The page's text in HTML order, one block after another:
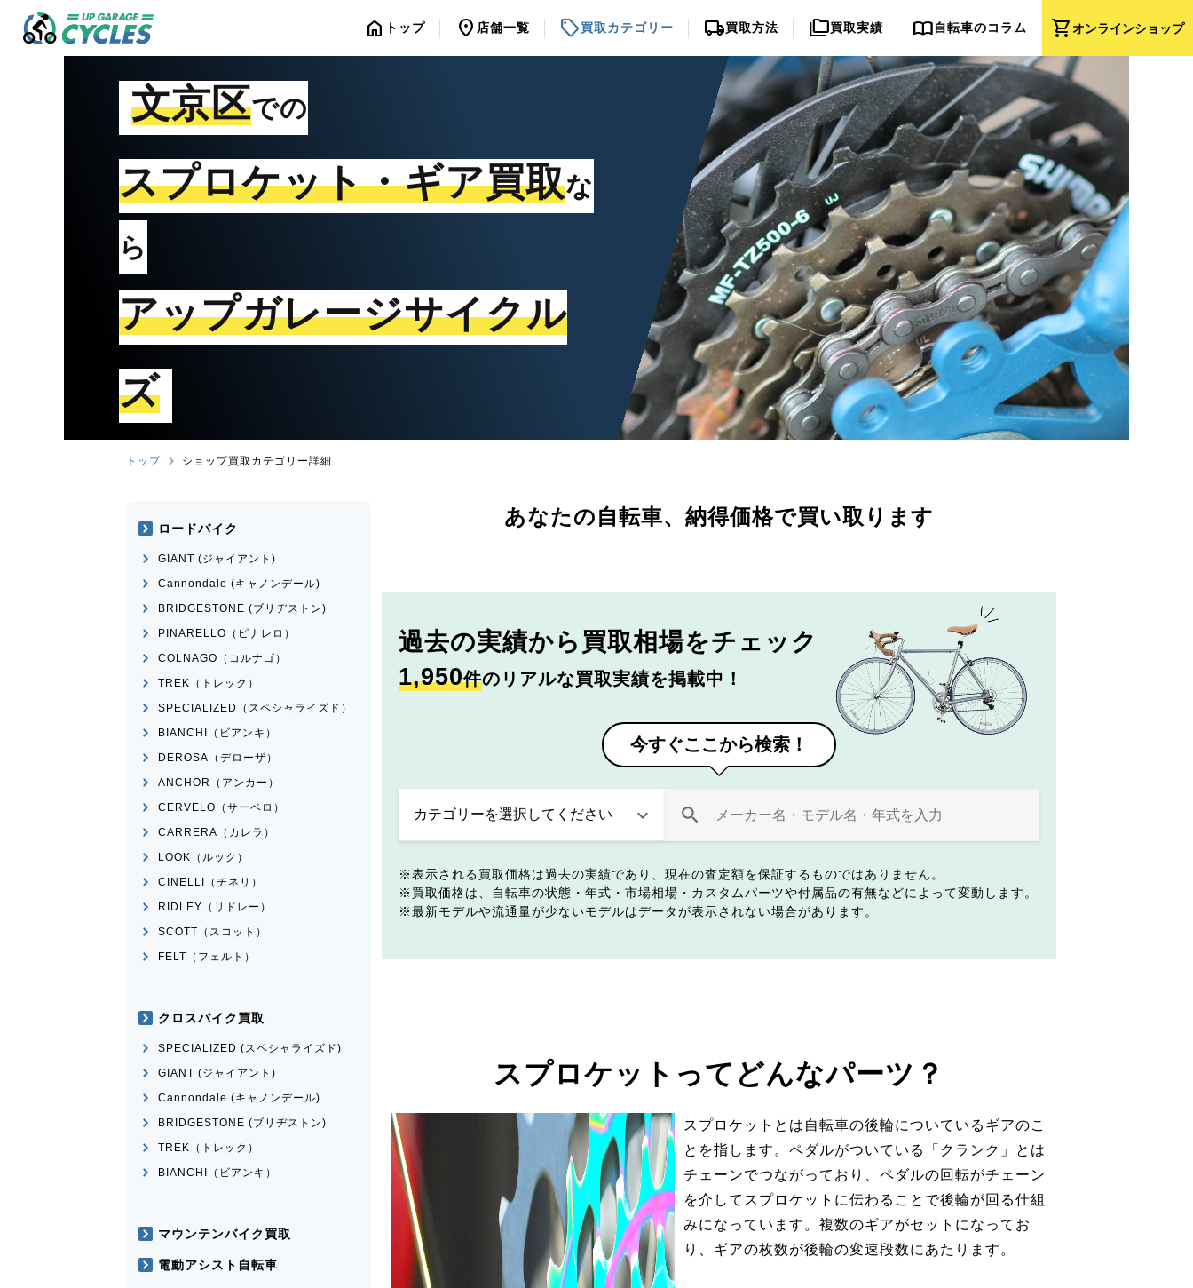
shopping_cartオンラインショップ
home トップ location_on 店舗一覧 sell買取カテゴリー local_shipping買取方法 folder_copy買取実績 import_contacts自転車のコラム
文京区での
スプロケット・ギア買取な
ら
アップガレージサイクル
ズ
トップ ショップ買取カテゴリー詳細
あなたの自転車、 納得価格で買い取ります
過去の実績から 買取相場をチェック
1,950件のリアルな買取実績を掲載中！
今すぐここから検索！
表示される買取価格は過去の実績であり、現在の査定額を保証するものではありません。
買取価格は、自転車の状態・年式・市場相場・カスタムパーツや付属品の有無などによって変動します。
最新モデルや流通量が少ないモデルはデータが表示されない場合があります。
スプロケットってどんなパーツ？
スプロケットとは自転車の後輪についているギアのこ
とを指します。ペダルがついている「クランク」とは
チェーンでつながっており、ペダルの回転がチェーン
を介してスプロケットに伝わることで後輪が回る仕組
みになっています。複数のギアがセットになってお
り、ギアの枚数が後輪の変速段数にあたります。
ロードバイク
GIANT (ジャイアント)
Cannondale (キャノンデール)
BRIDGESTONE (ブリヂストン)
PINARELLO（ピナレロ）
COLNAGO（コルナゴ）
TREK（トレック）
SPECIALIZED（スペシャライズド）
BIANCHI（ビアンキ）
DEROSA（デローザ）
ANCHOR（アンカー）
CERVELO（サーベロ）
CARRERA（カレラ）
LOOK（ルック）
CINELLI（チネリ）
RIDLEY（リドレー）
SCOTT（スコット）
FELT（フェルト）
クロスバイク買取
SPECIALIZED (スペシャライズド)
GIANT (ジャイアント)
Cannondale (キャノンデール)
BRIDGESTONE (ブリヂストン)
TREK（トレック）
BIANCHI（ビアンキ）
マウンテンバイク買取
電動アシスト自転車